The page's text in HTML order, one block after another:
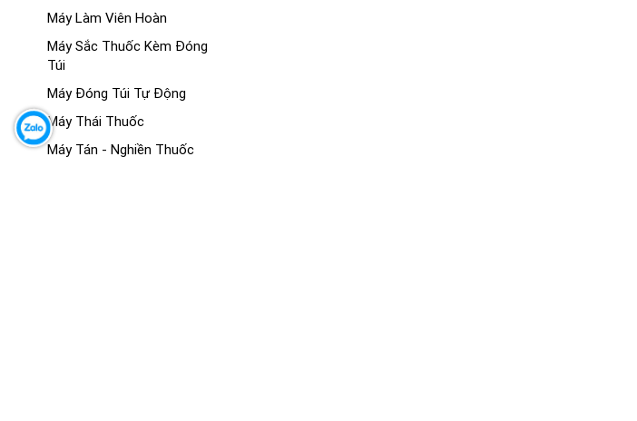
Máy Làm Viên Hoàn
Máy Sắc Thuốc Kèm Đóng
Túi
Máy Đóng Túi Tự Động
Máy Thái Thuốc
Máy Tán - Nghiền Thuốc